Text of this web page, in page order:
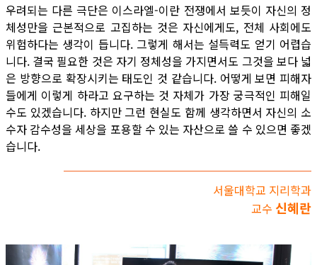
우려되는 다른 극단은 이스라엘-이란 전쟁에서 보듯이 자신의 정
체성만을 근본적으로 고집하는 것은 자신에게도, 전체 사회에도
위험하다는 생각이 듭니다. 그렇게 해서는 설득력도 얻기 어렵습
니다. 결국 필요한 것은 자기 정체성을 가지면서도 그것을 보다 넓
은 방향으로 확장시키는 태도인 것 같습니다. 어떻게 보면 피해자
들에게 이렇게 하라고 요구하는 것 자체가 가장 궁극적인 피해일
수도 있겠습니다. 하지만 그런 현실도 함께 생각하면서 자신의 소
수자 감수성을 세상을 포용할 수 있는 자산으로 쓸 수 있으면 좋겠
습니다.
서울대학교 지리학과
교수 신혜란